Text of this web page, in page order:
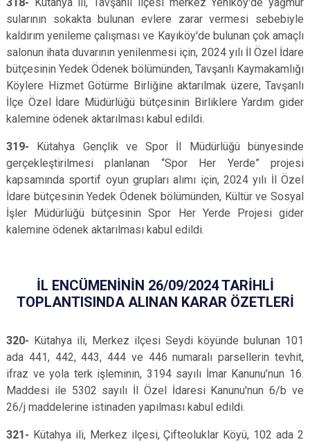
sularının sokakta bulunan evlere zarar vermesi sebebiyle
kaldırım yenileme çalışması ve Kayıköy'de bulunan çok amaçlı
salonun ihata duvarının yenilenmesi için, 2024 yılı İl Özel İdare
bütçesinin Yedek Ödenek bölümünden, Tavşanlı Kaymakamlığı
Köylere Hizmet Götürme Birliğine aktarılmak üzere, Tavşanlı
İlçe Özel İdare Müdürlüğü bütçesinin Birliklere Yardım gider
kalemine ödenek aktarılması kabul edildi.
319- Kütahya Gençlik ve Spor İl Müdürlüğü bünyesinde
gerçekleştirilmesi planlanan “Spor Her Yerde” projesi
kapsamında sportif oyun grupları alımı için, 2024 yılı İl Özel
İdare bütçesinin Yedek Ödenek bölümünden, Kültür ve Sosyal
İşler Müdürlüğü bütçesinin Spor Her Yerde Projesi gider
kalemine ödenek aktarılması kabul edildi.
İL ENCÜMENİNİN 26/09/2024 TARİHLİ
TOPLANTISINDA ALINAN KARAR ÖZETLERİ
320- Kütahya ili, Merkez ilçesi Seydi köyünde bulunan 101
ada 441, 442, 443, 444 ve 446 numaralı parsellerin tevhit,
ifraz ve yola terk işleminin, 3194 sayılı İmar Kanunu’nun 16.
Maddesi ile 5302 sayılı İl Özel İdaresi Kanunu'nun 6/b ve
26/j maddelerine istinaden yapılması kabul edildi.
321- Kütahya ili, Merkez ilçesi, Çifteoluklar Köyü, 102 ada 2